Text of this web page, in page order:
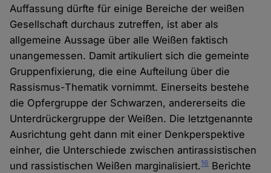
Auffassung dürfte für einige Bereiche der weißen
Gesellschaft durchaus zutreffen, ist aber als
allgemeine Aussage über alle Weißen faktisch
unangemessen. Damit artikuliert sich die gemeinte
Gruppenfixierung, die eine Aufteilung über die
Rassismus-Thematik vornimmt. Einerseits bestehe
die Opfergruppe der Schwarzen, andererseits die
Unterdrückergruppe der Weißen. Die letztgenannte
Ausrichtung geht dann mit einer Denkperspektive
einher, die Unterschiede zwischen antirassistischen
und rassistischen Weißen marginalisiert.16 Berichte